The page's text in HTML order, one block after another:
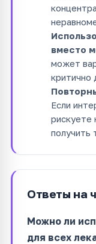
вместо
может
критично
Если
рискуете
получить
Ответы на
Можно ли
для всех